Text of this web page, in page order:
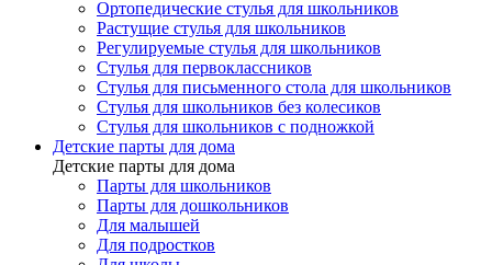
Ортопедические стулья для школьников
Растущие стулья для школьников
Регулируемые стулья для школьников
Стулья для первоклассников
Стулья для письменного стола для школьников
Стулья для школьников без колесиков
Стулья для школьников с подножкой
Детские парты для дома
Детские парты для дома
Парты для школьников
Парты для дошкольников
Для малышей
Для подростков